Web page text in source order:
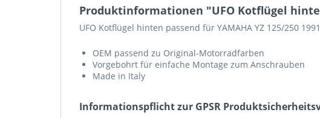
Produktinformationen "UFO Kotflügel
UFO Kotflügel hinten passend für YAMAHA YZ 125/250
OEM passend zu Original-Motorradfarben
Vorgebohrt für einfache Montage zum Anschrauben
Made in Italy
Informations­pflicht zur GPSR